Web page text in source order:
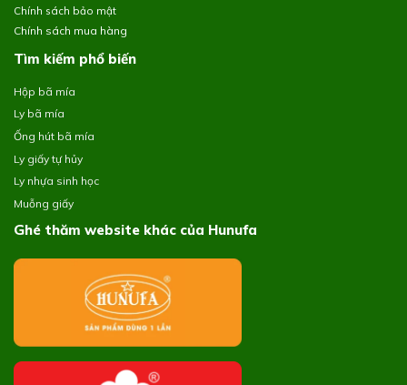
Chính sách bảo mật
Chính sách mua hàng
Tìm kiếm phổ biến
Hộp bã mía
Ly bã mía
Ống hút bã mía
Ly giấy tự hủy
Ly nhựa sinh học
Muỗng giấy
Ghé thăm website khác của Hunufa